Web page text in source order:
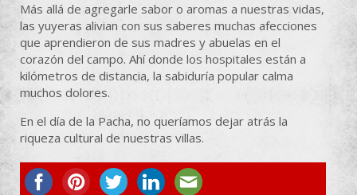
Más allá de agregarle sabor o aromas a nuestras vidas,
las yuyeras alivian con sus saberes muchas afecciones
que aprendieron de sus madres y abuelas en el
corazón del campo. Ahí donde los hospitales están a
kilómetros de distancia, la sabiduría popular calma
muchos dolores.
En el día de la Pacha, no queríamos dejar atrás la
riqueza cultural de nuestras villas.